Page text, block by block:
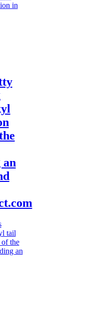
in
an
tail
of the
an